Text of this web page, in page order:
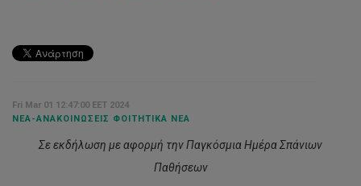
Fri Mar 01 12:47:00 EET 2024
ΝΈΑ-ΑΝΑΚΟΙΝΏΣΕΙΣ ΦΟΙΤΗΤΙΚΆ ΝΈΑ
Σε εκδήλωση με αφορμή την Παγκόσμια Ημέρα Σπάνιων
Παθήσεων